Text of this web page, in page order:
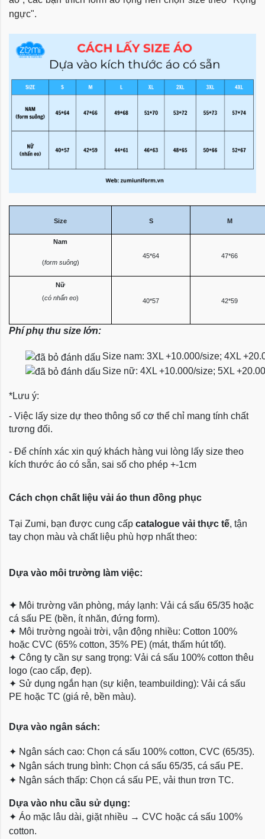
ngực".
Size S M
Nam
45*64
47*66
(form suông)
Nữ
40*57 42*59
(có nhấn eo)
Phí phụ thu size lớn:
Size nam: 3XL +10.000/size; 4XL
Size nữ: 4XL +10.000/size; 5XL
*Lưu ý:
- Việc lấy size dự theo thông số cơ thể chỉ mang tính chất
tương đối.
- Để chính xác xin quý khách hàng vui lòng lấy size theo
kích thước áo có sẵn, sai số cho phép +-1cm
Cách chọn chất liệu vải áo thun đồng phục
Tại Zumi, bạn được cung cấp catalogue vải thực tế, tận
tay chọn màu và chất liệu phù hợp nhất theo:
Dựa vào môi trường làm việc:
✦ Môi trường văn phòng, máy lạnh: Vải cá sấu 65/35 hoặc
cá sấu PE (bền, ít nhăn, đứng form).
✦ Môi trường ngoài trời, vận động nhiều: Cotton 100%
hoặc CVC (65% cotton, 35% PE) (mát, thấm hút tốt).
✦ Công ty cần sự sang trọng: Vải cá sấu 100% cotton thêu
logo (cao cấp, đẹp).
✦ Sử dụng ngắn hạn (sự kiện, teambuilding): Vải cá sấu
PE hoặc TC (giá rẻ, bền màu).
Dựa vào ngân sách:
✦ Ngân sách cao: Chọn cá sấu 100% cotton, CVC (65/35).
✦ Ngân sách trung bình: Chọn cá sấu 65/35, cá sấu PE.
✦ Ngân sách thấp: Chọn cá sấu PE, vải thun trơn TC.
Dựa vào nhu cầu sử dụng:
✦ Áo mặc lâu dài, giặt nhiều → CVC hoặc cá sấu 100%
cotton.